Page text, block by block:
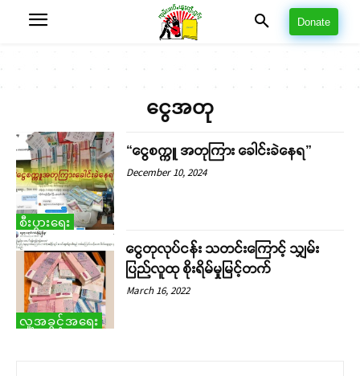
Donate
ငွေအတု
စီးပွားရေး
“ငွေစက္ကူ အတုကြား ခေါင်းခဲနေရ”
December 10, 2024
လူ့အခွင့်အရေး
ငွေတုလုပ်ငန်း သတင်းကြောင့် သျှမ်း
ပြည်လူထု စိုးရိမ်မှုမြင့်တက်
March 16, 2022